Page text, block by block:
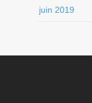
juin 2019